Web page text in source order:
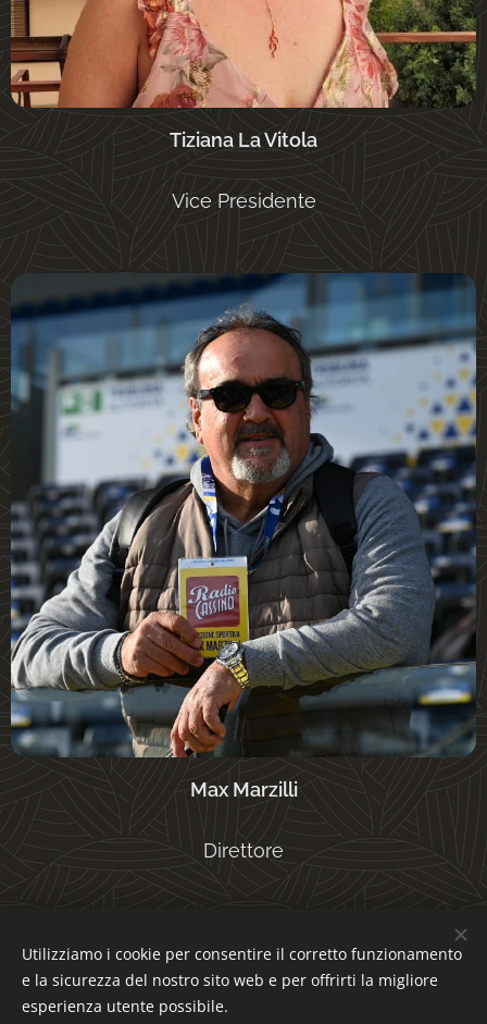
Tiziana La Vitola
Vice Presidente
Max Marzilli
Direttore
Per manutenzione clicca
ITALYWEBRADIO - C.F.: 02077740600 - Licenza AWR:
Utilizziamo i cookie per consentire il corretto funzionamento
e la sicurezza del nostro sito web e per offrirti la migliore
esperienza utente possibile.